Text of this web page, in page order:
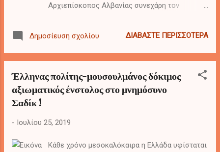
Αρχιεπίσκοπος Αλβανίας συνεχάρη τον
αντιμετώπιση των προβλημάτων της
Ορθόδοξης Εκκλησίας της Αλβανίας ώστε να
υλοποίηση του έργου της. Επίσης, στη διάρκεια
της συνάντησης, συζητήθηκαν οι εξελίξεις στην
Δημοσίευση σχολίου ΔΙΑΒΆΣΤΕ ΠΕΡΙΣΣΌΤΕΡΑ
Έλληνας πολίτης-μουσουλμάνος δόκιμος
αξιωματικός ένστολος στο μνημόσυνο
Σαδίκ !
- Ιουλίου 25, 2019
Κάθε χρόνο μεσοκαλόκαιρα η Ελλάδα υφίσταται